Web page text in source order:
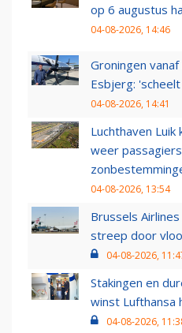
op 6 augustus
04-08-2026, 14:46
Groningen
Esbjerg:
04-08-2026, 14:41
Luchthaven
weer
04-08-2026, 13:54
Brussels
streep door
04-08-2026,
Stakingen en
winst Lufthansa
04-08-2026,